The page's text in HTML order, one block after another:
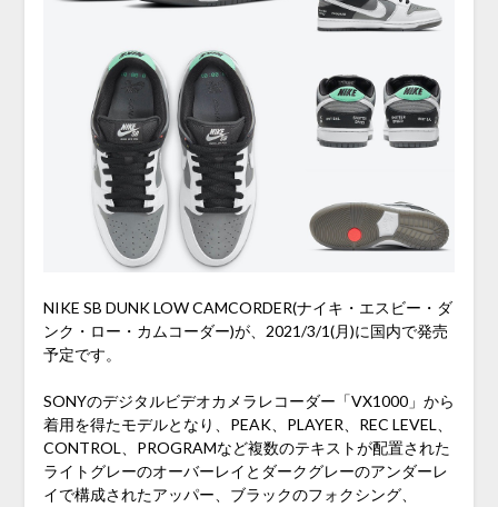
NIKE SB DUNK LOW CAMCORDER(ナイキ・エスビー・ダ
ンク・ロー・カムコーダー)が、2021/3/1(月)に国内で発売
予定です。
SONYのデジタルビデオカメラレコーダー「VX1000」から
着用を得たモデルとなり、PEAK、PLAYER、REC LEVEL、
CONTROL、PROGRAMなど複数のテキストが配置された
ライトグレーのオーバーレイとダークグレーのアンダーレ
イで構成されたアッパー、ブラックのフォクシング、